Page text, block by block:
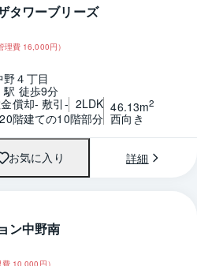
タワーブリーズ
理費 16,000円）
４丁目
駅 徒歩9分
償却- 敷引- 2LDK 46.13m2
20階建ての10階部分 西向き
お気に入り 詳細
1 / 0 間取り
ン中野南
費 10,000 円）